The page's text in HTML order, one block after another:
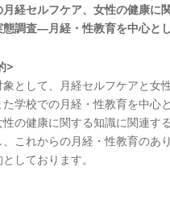
月経セルフケア、女性の健康に
態調査―月経・性教育を中心と
>
として、月経セルフケアと女
学校での月経・性教育を中心
の健康に関する知識に関連す
これからの月経・性教育のあ
しております。